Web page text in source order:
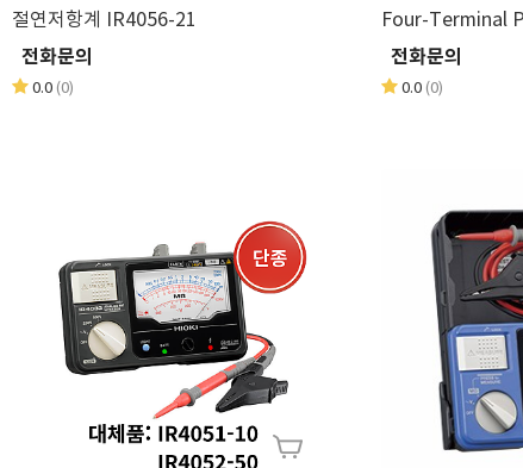
절연저항계 IR4056-21
전화문의
0.0 (0)
Four-Terminal
전화문의
0.0 (0)